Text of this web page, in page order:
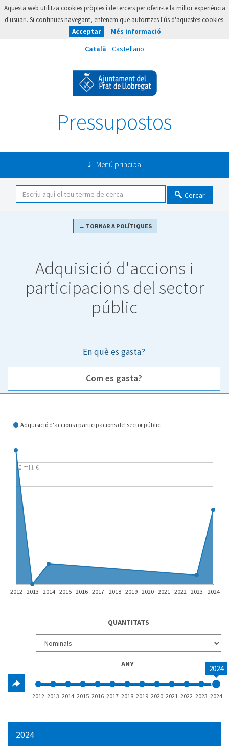
Aquesta web utilitza cookies pròpies i de tercers per oferir-te la millor experiència
d'usuari. Si continues navegant, entenem que autoritzes l'ús d'aquestes cookies.
Acceptar
Més informació
Pressupostos
Menú principal
Cercar
← TORNAR A POLÍTIQUES
Adquisició d'accions i
participacions del sector
públic
En què es gasta?
Com es gasta?
Com es gasta?
Adquisició d'accions i participacions del sector públic
2012 2013 2014 2015 2016 2017 2018 2019 2020 2021 2022 2023 2024
10 mill. €
QUANTITATS
ANY 2024
2012 2013 2014 2015 2016 2017 2018 2019 2020 2021 2022 2023 2024
2024